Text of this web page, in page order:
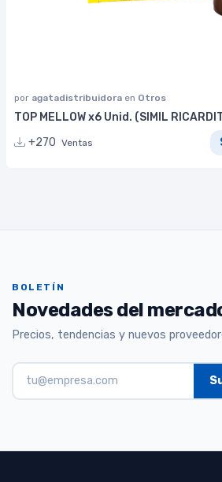
por agatadistribuidora en Otros
TOP MELLOW x6 Unid. (SIMIL
+270 Ventas
BOLETÍN
Novedades del
Precios, tendencias y nuevos